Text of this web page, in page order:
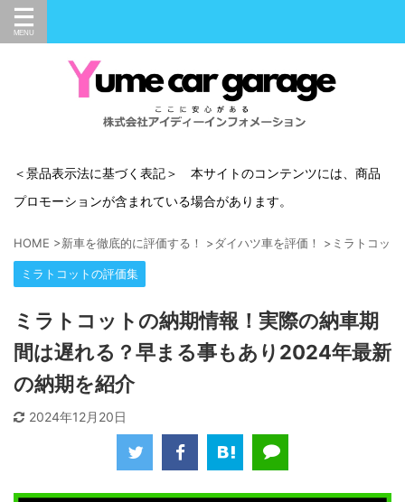
＜景品表示法に基づく表記＞ 本サイトのコンテンツには、商品
プロモーションが含まれている場合があります。
HOME >新車を徹底的に評価する！ >ダイハツ車を評価！ > ミラトコッ
ミラトコットの評価集
ミラトコットの納期情報！実際の納車期
間は遅れる？早まる事もあり2024年最新
の納期を紹介
2024年12月20日